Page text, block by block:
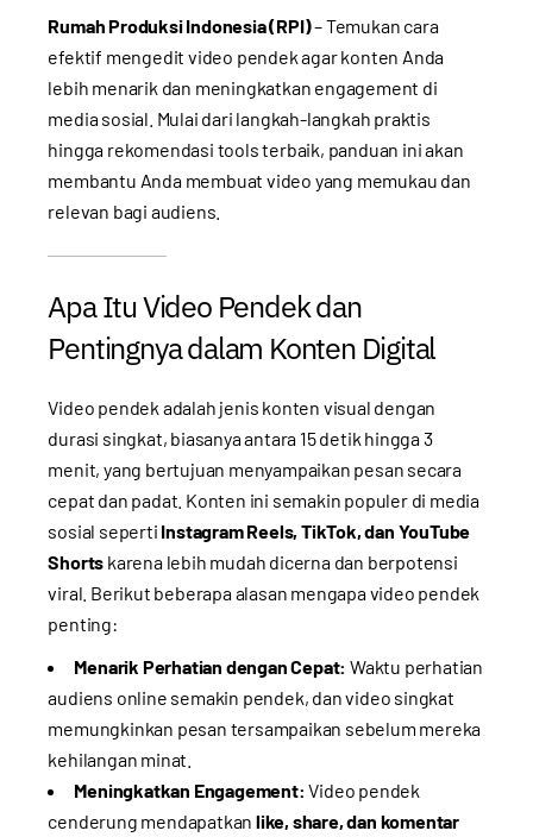
Rumah Produksi Indonesia (RPI)– Temukan cara
efektif mengedit video pendek agar konten Anda
lebih menarik dan meningkatkan engagement di
media sosial. Mulai dari langkah-langkah praktis
hingga rekomendasi tools terbaik, panduan ini akan
membantu Anda membuat video yang memukau dan
relevan bagi audiens.
Apa Itu Video Pendek dan
Pentingnya dalam Konten Digital
Video pendek adalah jenis konten visual dengan
durasi singkat, biasanya antara 15 detik hingga 3
menit, yang bertujuan menyampaikan pesan secara
cepat dan padat. Konten ini semakin populer di media
sosial seperti Instagram Reels, TikTok, dan YouTube
Shorts karena lebih mudah dicerna dan berpotensi
viral. Berikut beberapa alasan mengapa video pendek
penting:
Menarik Perhatian dengan Cepat: Waktu perhatian
audiens online semakin pendek, dan video singkat
memungkinkan pesan tersampaikan sebelum mereka
kehilangan minat.
Meningkatkan Engagement: Video pendek
cenderung mendapatkan like, share, dan komentar